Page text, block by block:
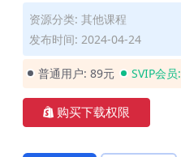
资源分类: 其他课程
发布时间: 2024-04-24
普通用户: 89元 SVIP会员:
购买下载权限